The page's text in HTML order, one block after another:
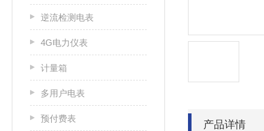
逆流检测电表
4G电力仪表
计量箱
多用户电表
预付费表
产品详情